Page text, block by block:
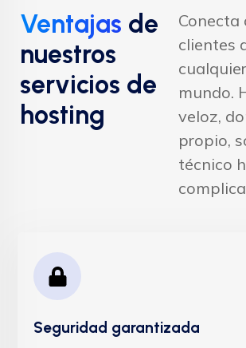
Ventajas de
nuestros
servicios de
hosting
Conecta
clientes
mundo.
veloz,
propio,
técnico
Seguridad garantizada